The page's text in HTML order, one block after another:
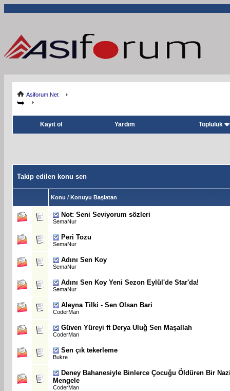
Asiforum.Net
Kayıt ol Yardım Topluluk
Takip edilen konu sen
Konu / Konuyu Başlatan
Not: Seni Seviyorum sözleri
SemaNur
Peri Tozu
SemaNur
Adını Sen Koy
SemaNur
Adını Sen Koy Yeni Sezon Eylül'de Star'da!
SemaNur
Aleyna Tilki - Sen Olsan Bari
CoderMan
Güven Yüreyi ft Derya Uluğ Sen Maşallah
CoderMan
Sen çık tekerleme
Bukre
Deney Bahanesiyle Binlerce Çocuğu Öldüren Bir
Mengele
CoderMan